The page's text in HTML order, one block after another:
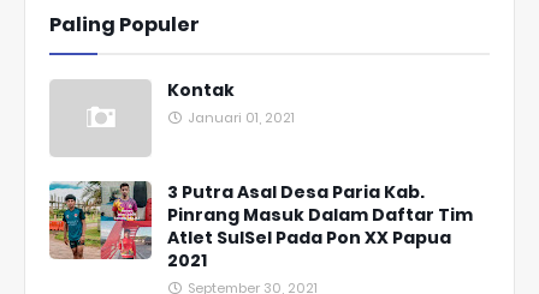
Paling Populer
Kontak
Januari 01, 2021
3 Putra Asal Desa Paria Kab.
Pinrang Masuk Dalam Daftar Tim
Atlet SulSel Pada Pon XX Papua
2021
September 30, 2021